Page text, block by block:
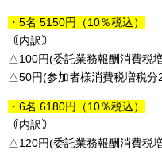
・5名 5150円（10％税込）
｟内訳｠
△100円(委託業務報酬消費税
△50円(参加者様消費税増税
・6名 6180円（10％税込）
｟内訳｠
△120円(委託業務報酬消費税